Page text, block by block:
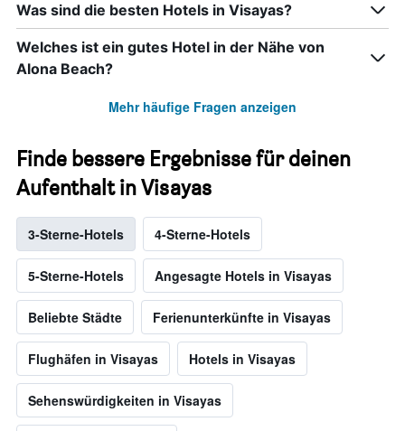
Was sind die besten Hotels in Visayas?
Welches ist ein gutes Hotel in der Nähe von
Alona Beach?
Mehr häufige Fragen anzeigen
Finde bessere Ergebnisse für deinen
Aufenthalt in Visayas
3-Sterne-Hotels 4-Sterne-Hotels
5-Sterne-Hotels Angesagte Hotels in Visayas
Beliebte Städte Ferienunterkünfte in Visayas
Flughäfen in Visayas Hotels in Visayas
Sehenswürdigkeiten in Visayas